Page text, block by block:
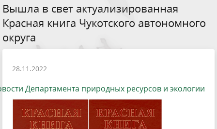
Вышла в свет актуализированная
Красная книга Чукотского автономного
округа
28.11.2022
Департамента природных ресурсов и экологии